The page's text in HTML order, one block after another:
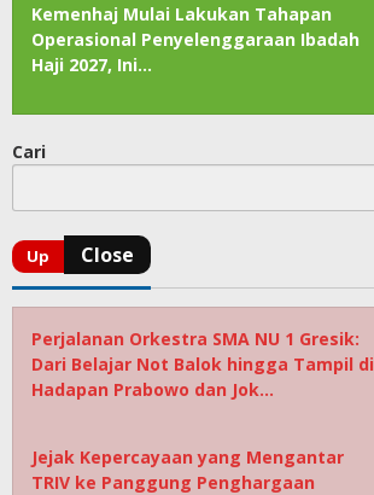
Kemenhaj Mulai Lakukan Tahapan
Operasional Penyelenggaraan Ibadah
Haji 2027, Ini…
Cari
Perjalanan Orkestra SMA NU 1 Gresik:
Dari Belajar Not Balok hingga Tampil di
Hadapan Prabowo dan Jok…
Jejak Kepercayaan yang Mengantar
TRIV ke Panggung Penghargaan